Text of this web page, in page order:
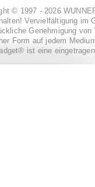
© 1997 - 2026
Vervielfältigung im
Genehmigung von
Form auf jedem
ist eine